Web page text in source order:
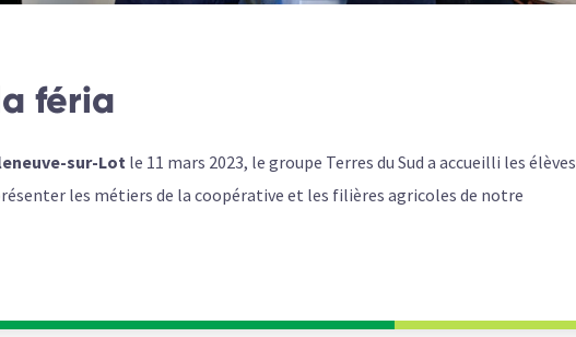
féria
sur-Lot le 11 mars 2023, le groupe Terres du Sud a accueilli les élèves
les métiers de la coopérative et les filières agricoles de notre